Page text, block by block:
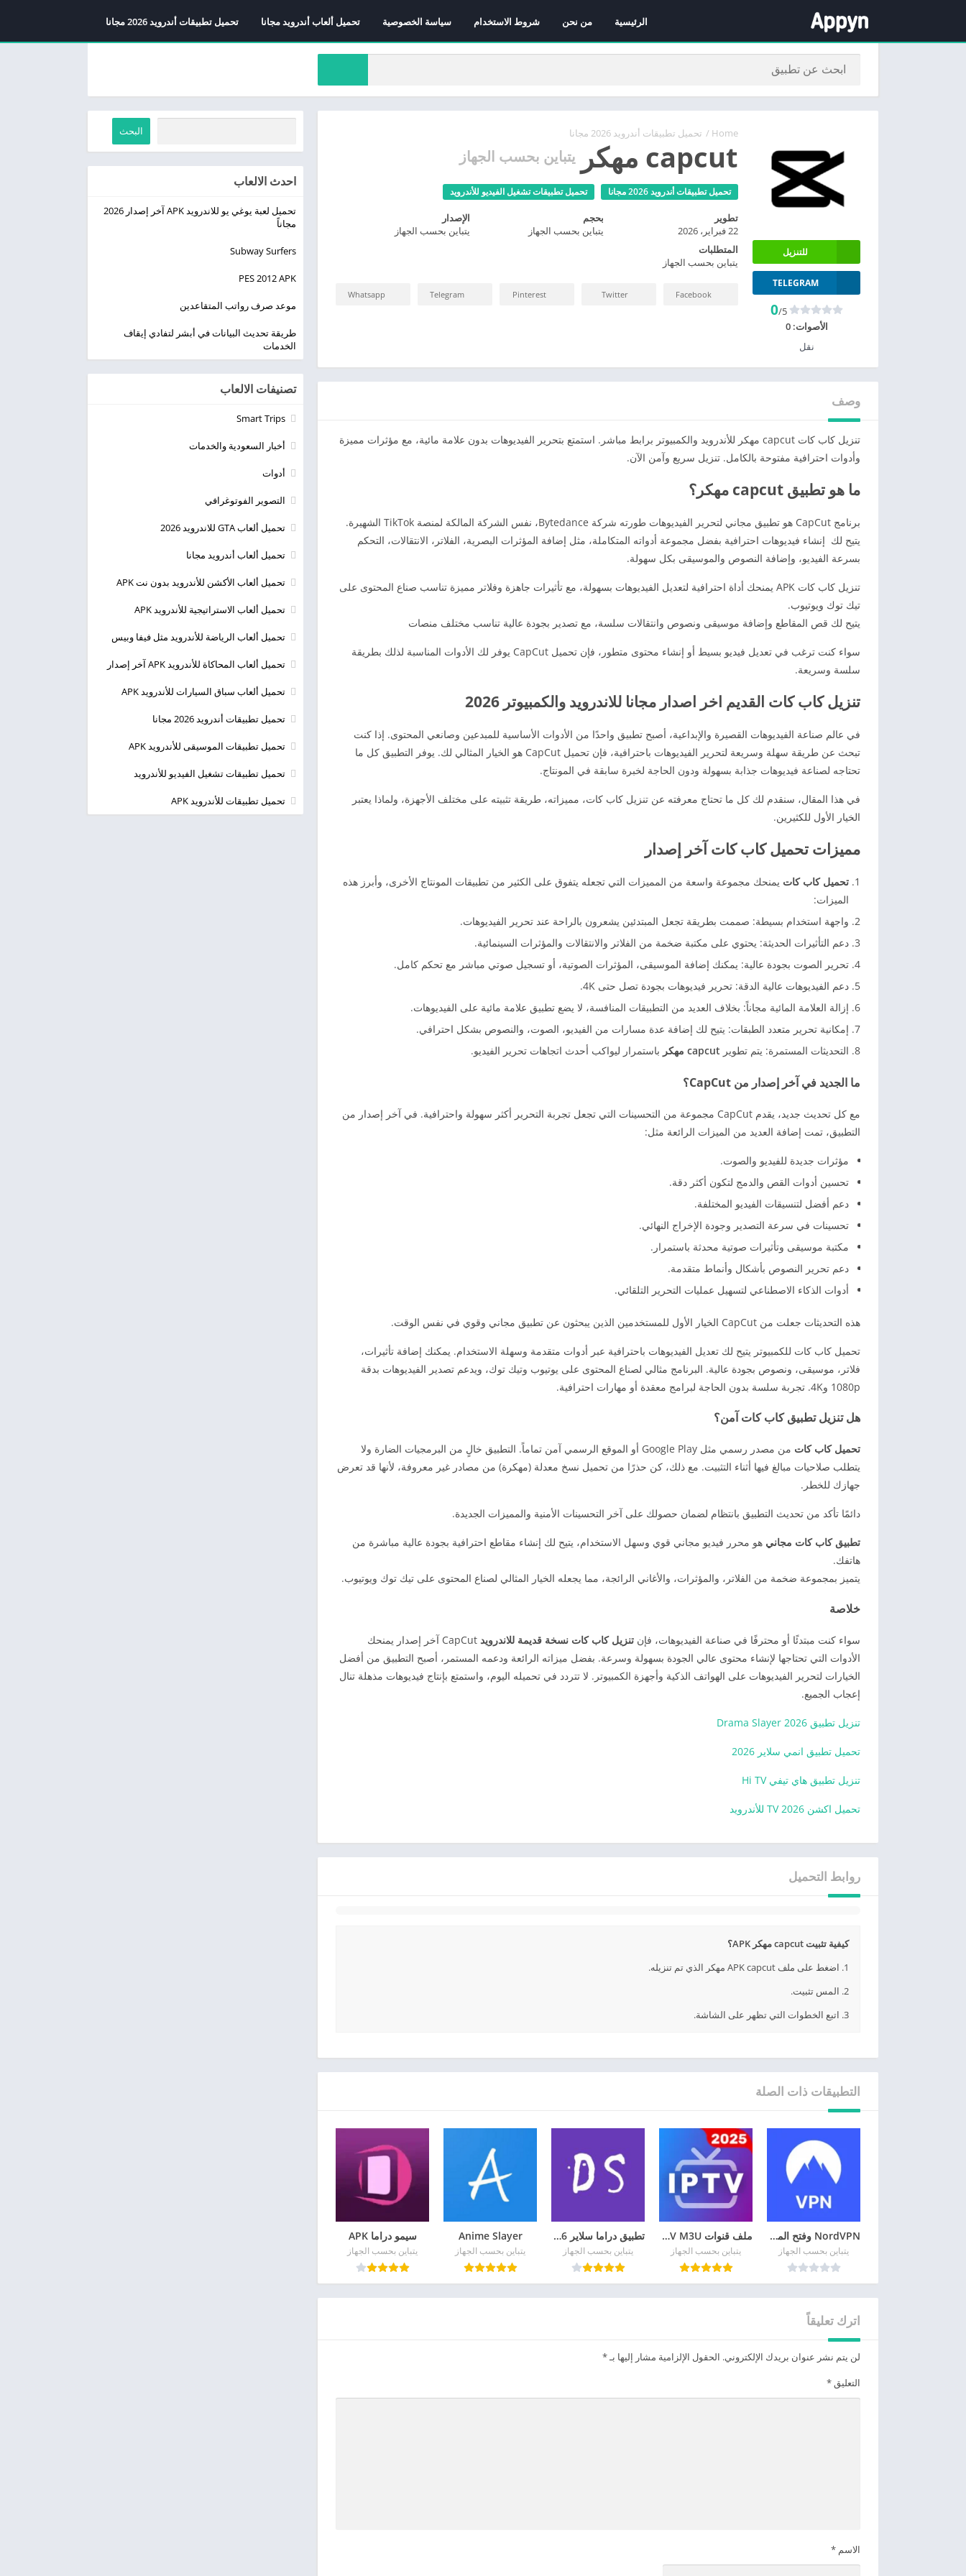
الرئيسية من نحن شروط الاستخدام سياسة الخصوصية تحميل ألعاب أندرويد مجانا تحميل تطبيقات أندرويد 2026 مجانا
Home
/ تحميل تطبيقات أندرويد 2026 مجانا
capcut مهكر يتباين بحسب الجهاز
تحميل تطبيقات أندرويد 2026 مجانا تحميل تطبيقات تشغيل الفيديو للأندرويد
للتنزيل
TELEGRAM
0/5
الأصوات:0
نقل
تطوير
22 فبراير، 2026
بحجم
يتباين بحسب الجهاز
الإصدار
يتباين بحسب الجهاز
المتطلبات
يتباين بحسب الجهاز
Facebook
Twitter
Pinterest
Telegram
Whatsapp
وصف
تنزيل كاب كات capcut مهكر للأندرويد والكمبيوتر برابط مباشر. استمتع بتحرير الفيديوهات بدون علامة مائية، مع مؤثرات مميزة
وأدوات احترافية مفتوحة بالكامل. تنزيل سريع وآمن الآن.
ما هو تطبيق capcut مهكر؟
برنامج CapCut هو تطبيق مجاني لتحرير الفيديوهات طورته شركة Bytedance، نفس الشركة المالكة لمنصة TikTok الشهيرة.
يتيح لك إنشاء فيديوهات احترافية بفضل مجموعة أدواته المتكاملة، مثل إضافة المؤثرات البصرية، الفلاتر، الانتقالات، التحكم
بسرعة الفيديو، وإضافة النصوص والموسيقى بكل سهولة.
تنزيل كاب كات APK يمنحك أداة احترافية لتعديل الفيديوهات بسهولة، مع تأثيرات جاهزة وفلاتر مميزة تناسب صناع المحتوى على
تيك توك ويوتيوب.
يتيح لك قص المقاطع وإضافة موسيقى ونصوص وانتقالات سلسة، مع تصدير بجودة عالية تناسب مختلف منصات
سواء كنت ترغب في تعديل فيديو بسيط أو إنشاء محتوى متطور، فإن تحميل CapCut يوفر لك الأدوات المناسبة لذلك بطريقة
سلسة وسريعة.
تنزيل كاب كات القديم اخر اصدار مجانا للاندرويد والكمبيوتر 2026
في عالم صناعة الفيديوهات القصيرة والإبداعية، أصبح تطبيق واحدًا من الأدوات الأساسية للمبدعين وصانعي المحتوى. إذا كنت
تبحث عن طريقة سهلة وسريعة لتحرير الفيديوهات باحترافية، فإن تحميل CapCut هو الخيار المثالي لك. يوفر التطبيق كل ما
تحتاجه لصناعة فيديوهات جذابة بسهولة ودون الحاجة لخبرة سابقة في المونتاج.
في هذا المقال، سنقدم لك كل ما تحتاج معرفته عن تنزيل كاب كات، مميزاته، طريقة تثبيته على مختلف الأجهزة، ولماذا يعتبر
الخيار الأول للكثيرين.
مميزات تحميل كاب كات آخر إصدار
تحميل كاب كات يمنحك مجموعة واسعة من المميزات التي تجعله يتفوق على الكثير من تطبيقات المونتاج الأخرى، وأبرز هذه
الميزات:
واجهة استخدام بسيطة: صممت بطريقة تجعل المبتدئين يشعرون بالراحة عند تحرير الفيديوهات.
دعم التأثيرات الحديثة: يحتوي على مكتبة ضخمة من الفلاتر والانتقالات والمؤثرات السينمائية.
تحرير الصوت بجودة عالية: يمكنك إضافة الموسيقى، المؤثرات الصوتية، أو تسجيل صوتي مباشر مع تحكم كامل.
دعم الفيديوهات عالية الدقة: تحرير فيديوهات بجودة تصل حتى 4K.
إزالة العلامة المائية مجاناً: بخلاف العديد من التطبيقات المنافسة، لا يضع تطبيق علامة مائية على الفيديوهات.
إمكانية تحرير متعدد الطبقات: يتيح لك إضافة عدة مسارات من الفيديو، الصوت، والنصوص بشكل احترافي.
التحديثات المستمرة: يتم تطوير capcut مهكر باستمرار ليواكب أحدث اتجاهات تحرير الفيديو.
ما الجديد في آخر إصدار من CapCut؟
مع كل تحديث جديد، يقدم CapCut مجموعة من التحسينات التي تجعل تجربة التحرير أكثر سهولة واحترافية. في آخر إصدار من
التطبيق، تمت إضافة العديد من الميزات الرائعة مثل:
مؤثرات جديدة للفيديو والصوت.
تحسين أدوات القص والدمج لتكون أكثر دقة.
دعم أفضل لتنسيقات الفيديو المختلفة.
تحسينات في سرعة التصدير وجودة الإخراج النهائي.
مكتبة موسيقى وتأثيرات صوتية محدثة باستمرار.
دعم تحرير النصوص بأشكال وأنماط متقدمة.
أدوات الذكاء الاصطناعي لتسهيل عمليات التحرير التلقائي.
هذه التحديثات جعلت من CapCut الخيار الأول للمستخدمين الذين يبحثون عن تطبيق مجاني وقوي في نفس الوقت.
تحميل كاب كات للكمبيوتر يتيح لك تعديل الفيديوهات باحترافية عبر أدوات متقدمة وسهلة الاستخدام. يمكنك إضافة تأثيرات،
فلاتر، موسيقى، ونصوص بجودة عالية. البرنامج مثالي لصناع المحتوى على يوتيوب وتيك توك، ويدعم تصدير الفيديوهات بدقة
1080p و4K. تجربة سلسة بدون الحاجة لبرامج معقدة أو مهارات احترافية.
هل تنزيل تطبيق كاب كات آمن؟
تحميل كاب كات
من مصدر رسمي مثل Google Play أو الموقع الرسمي آمن تماماً. التطبيق خالٍ من البرمجيات الضارة ولا
يتطلب صلاحيات مبالغ فيها أثناء التثبيت. مع ذلك، كن حذرًا من تحميل نسخ معدلة (مهكرة) من مصادر غير معروفة، لأنها قد تعرض
جهازك للخطر.
دائمًا تأكد من تحديث التطبيق بانتظام لضمان حصولك على آخر التحسينات الأمنية والمميزات الجديدة.
تطبيق كاب كات مجاني هو محرر فيديو مجاني قوي وسهل الاستخدام، يتيح لك إنشاء مقاطع احترافية بجودة عالية مباشرة من
هاتفك.
يتميز بمجموعة ضخمة من الفلاتر، والمؤثرات، والأغاني الرائجة، مما يجعله الخيار المثالي لصناع المحتوى على تيك توك ويوتيوب.
خلاصة
سواء كنت مبتدئًا أو محترفًا في صناعة الفيديوهات، فإن تنزيل كاب كات نسخة قديمة للاندرويد
CapCut آخر إصدار يمنحك
الأدوات التي تحتاجها لإنشاء محتوى عالي الجودة بسهولة وسرعة. بفضل ميزاته الرائعة ودعمه المستمر، أصبح التطبيق من أفضل
الخيارات لتحرير الفيديوهات على الهواتف الذكية وأجهزة الكمبيوتر. لا تتردد في تحميله اليوم، واستمتع بإنتاج فيديوهات مذهلة تنال
إعجاب الجميع.
تنزيل تطبيق 2026 Drama Slayer
تحميل تطبيق انمي سلاير 2026
تنزيل تطبيق هاي تيفي Hi TV
تحميل اكشن TV 2026 للأندرويد
روابط التحميل
كيفية تثبيت capcut مهكر APK؟
1. اضغط على ملف APK capcut مهكر الذي تم تنزيله.
2. المس تثبيت.
3. اتبع الخطوات التي تظهر على الشاشة.
التطبيقات ذات الصلة
NordVPN وفتح المواقع المحجوبة
يتباين بحسب الجهاز
ملف قنوات IPTV M3U ونايل سات
يتباين بحسب الجهاز
تطبيق دراما سلاير 2026
يتباين بحسب الجهاز
Anime Slayer
يتباين بحسب الجهاز
سيمو دراما APK
يتباين بحسب الجهاز
اترك تعليقاً
لن يتم نشر عنوان بريدك الإلكتروني. الحقول الإلزامية مشار إليها بـ*
التعليق*
الاسم *
البحث
احدث الالعاب
تحميل لعبة يوغي يو للاندرويد APK آخر إصدار 2026
مجاناً
Subway Surfers
PES 2012 APK
موعد صرف رواتب المتقاعدين
طريقة تحديث البيانات في أبشر لتفادي إيقاف
الخدمات
تصنيفات الالعاب
Smart Trips
أخبار السعودية والخدمات
أدوات
التصوير الفوتوغرافي
تحميل ألعاب GTA للاندرويد 2026
تحميل ألعاب أندرويد مجانا
تحميل ألعاب الأكشن للأندرويد بدون نت APK
تحميل ألعاب الاستراتيجية للأندرويد APK
تحميل ألعاب الرياضة للأندرويد مثل فيفا وبيس
تحميل ألعاب المحاكاة للأندرويد APK آخر إصدار
تحميل ألعاب سباق السيارات للأندرويد APK
تحميل تطبيقات أندرويد 2026 مجانا
تحميل تطبيقات الموسيقى للأندرويد APK
تحميل تطبيقات تشغيل الفيديو للأندرويد
تحميل تطبيقات للأندرويد APK